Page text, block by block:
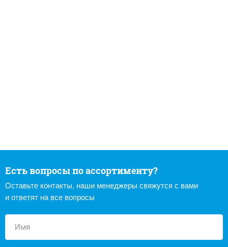
Есть вопросы по ассортименту?
Оставьте контакты, наши менеджеры свяжутся с вами
и ответят на все вопросы